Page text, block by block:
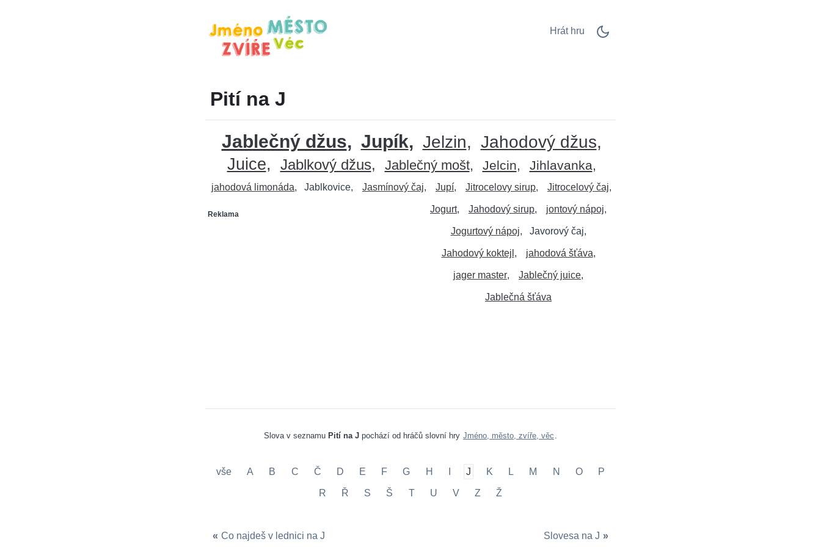
Hrát hru
Pití na J
Jablečný džus Jupík Jelzin
Jahodový džus
Juice
Jablkový džus Jablečný mošt Jelcin Jihlavanka
jahodová limonáda Jablkovice Jasmínový čaj Jupí Jitrocelovy sirup Jitrocelový čaj
Reklama Jogurt Jahodový sirup jontový nápoj
Jogurtový nápoj Javorový čaj
Jahodový koktejl jahodová šťáva
jager master Jablečný juice
Jablečná šťáva
Slova v seznamu Pití na J pochází od hráčů slovní hry Jméno, město, zvíře, věc .
vše A B C Č D E F G H J K L M N O P
R Ř S Š T U V Z Ž
« Co najdeš v lednici na J Slovesa na J »